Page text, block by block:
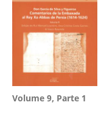
Volume 9, Parte 1